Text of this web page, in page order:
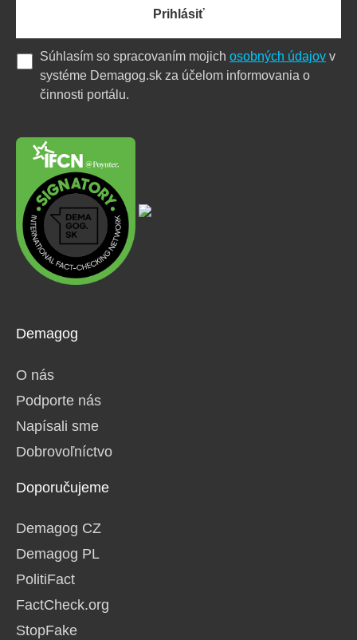
Demagog
O nás
Podporte nás
Napísali sme
Dobrovoľníctvo
Doporučujeme
Demagog CZ
Demagog PL
PolitiFact
FactCheck.org
StopFake
Prihlásiť
Súhlasím so spracovaním mojich osobných údajov v
systéme Demagog.sk za účelom informovania o
činnosti portálu.